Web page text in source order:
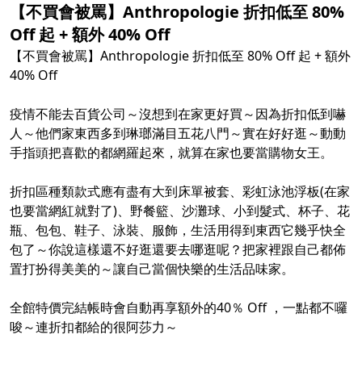
【不買會被罵】Anthropologie 折扣低至 80%
Off 起 + 額外 40% Off
【不買會被罵】Anthropologie 折扣低至 80% Off 起 + 額外
40% Off
疫情不能去百貨公司～沒想到在家更好買～因為折扣低到嚇
人～他們家東西多到琳瑯滿目五花八門～實在好好逛～動動
手指頭把喜歡的都網羅起來，就算在家也要當購物女王。
折扣區種類款式應有盡有大到床單被套、彩虹泳池浮板(在家
也要當網紅就對了)、野餐籃、沙灘球、小到髮式、杯子、花
瓶、包包、鞋子、泳裝、服飾，生活用得到東西它幾乎快全
包了～你說這樣還不好逛還要去哪逛呢？把家裡跟自己都佈
置打扮得美美的～讓自己當個快樂的生活品味家。
全館特價完結帳時會自動再享額外的40％ Off ，一點都不囉
唆～連折扣都給的很阿莎力～